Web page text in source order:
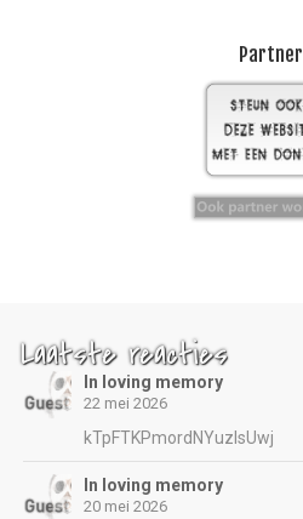
Partner
Laatste reacties
In loving memory
22 mei 2026
kTpFTKPmordNYuzIsUwj
In loving memory
20 mei 2026